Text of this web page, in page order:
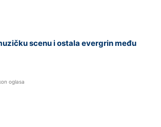
scenu i ostala evergrin među
oglasa